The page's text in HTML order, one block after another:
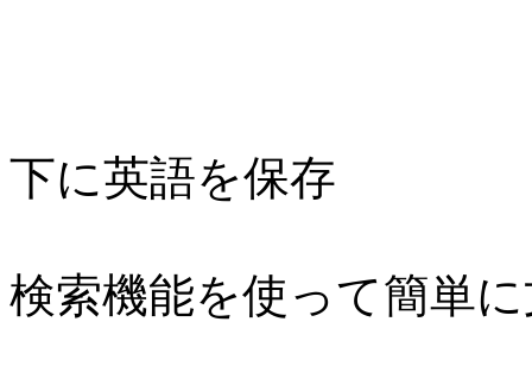
下に英語を保存
検索機能を使って簡単